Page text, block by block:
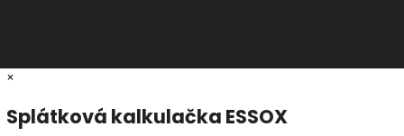
×
Splátková kalkulačka ESSOX